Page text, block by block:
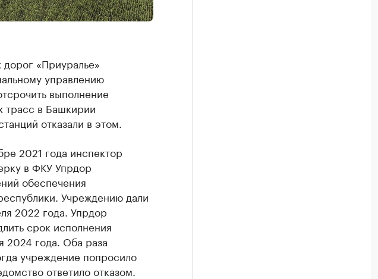
«Приуралье»
управлению
выполнение
трасс в Башкирии
отказали в этом.
2021 года инспектор
в ФКУ Упрдор
обеспечения
Учреждению дали
2022 года. Упрдор
срок исполнения
2024 года. Оба раза
учреждение попросило
ответило отказом.